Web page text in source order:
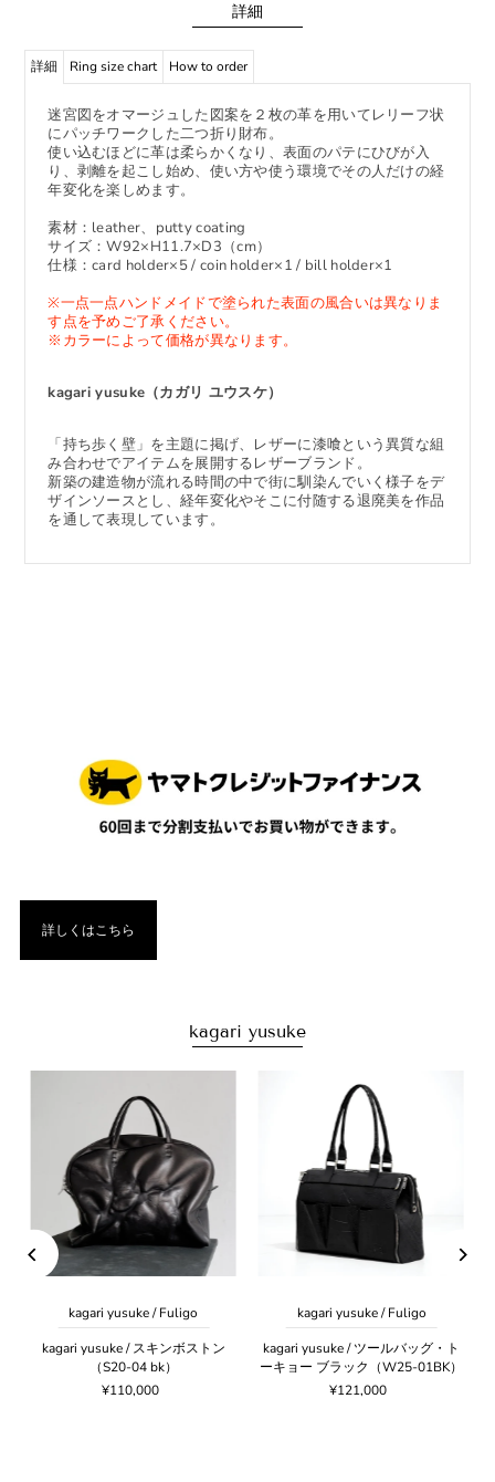
詳細
詳細 Ring size chart How to order
迷宮図をオマージュした図案を２枚の革を用いてレリーフ状
にパッチワークした二つ折り財布。
使い込むほどに革は柔らかくなり、表面のパテにひびが入
り、剥離を起こし始め、使い方や使う環境でその人だけの経
年変化を楽しめます。
素材：leather、putty coating
サイズ：W92×H11.7×D3（cm）
仕様：card holder×5 / coin holder×1 / bill holder×1
※一点一点ハンドメイドで塗られた表面の風合いは異なりま
す点を予めご了承ください。
※カラーによって価格が異なります。
kagari yusuke（カガリ ユウスケ）
「持ち歩く壁」を主題に掲げ、レザーに漆喰という異質な組
み合わせでアイテムを展開するレザーブランド。
新築の建造物が流れる時間の中で街に馴染んでいく様子をデ
ザインソースとし、経年変化やそこに付随する退廃美を作品
を通して表現しています。
詳しくはこちら
kagari yusuke
kagari yusuke / Fuligo
kagari yusuke / スキンボストン
（S20-04 bk）
¥110,000
kagari yusuke / Fuligo
kagari yusuke / ツールバッグ・ト
ーキョー ブラック（W25-01BK）
¥121,000